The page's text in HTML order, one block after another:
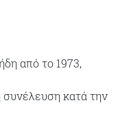
από το 1973,
συνέλευση κατά την